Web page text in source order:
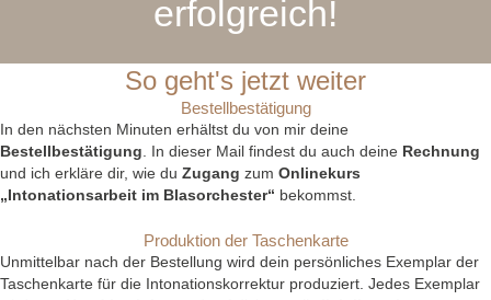
erfolgreich!
So geht's jetzt weiter
Bestellbestätigung
In den nächsten Minuten erhältst du von mir deine
Bestellbestätigung. In dieser Mail findest du auch deine Rechnung
und ich erkläre dir, wie du Zugang zum Onlinekurs
„Intonationsarbeit im Blasorchester“ bekommst.
Produktion der Taschenkarte
Unmittelbar nach der Bestellung wird dein persönliches Exemplar der
Taschenkarte für die Intonationskorrektur produziert. Jedes Exemplar